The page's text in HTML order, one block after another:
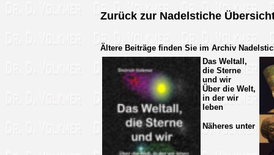
Zurück zur Nadelstiche
Ältere Beiträge finden Sie im Archiv
Das Weltall,
die Sterne
und wir
Über die Welt,
in der wir
leben
Näheres unter